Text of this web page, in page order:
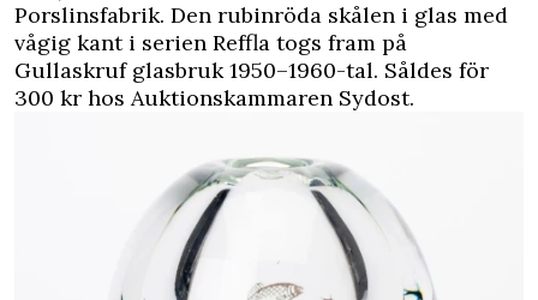
Porslinsfabrik. Den rubinröda skålen i glas med
vågig kant i serien Reffla togs fram på
Gullaskruf glasbruk 1950–1960-tal. Såldes för
300 kr hos Auktionskammaren Sydost.